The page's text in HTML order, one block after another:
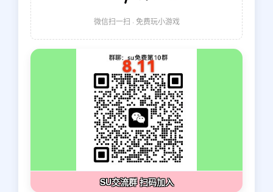
微信扫一扫 · 免费玩小游戏
SU交流群 扫码加入